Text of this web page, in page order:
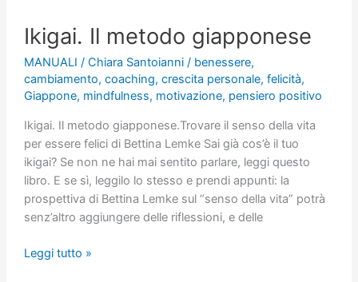
Ikigai. Il metodo giapponese
MANUALI / Chiara Santoianni / benessere,
cambiamento, coaching, crescita personale, felicità,
Giappone, mindfulness, motivazione, pensiero positivo
Ikigai. Il metodo giapponese.Trovare il senso della vita
per essere felici di Bettina Lemke Sai già cos’è il tuo
ikigai? Se non ne hai mai sentito parlare, leggi questo
libro. E se sì, leggilo lo stesso e prendi appunti: la
prospettiva di Bettina Lemke sul “senso della vita” potrà
senz’altro aggiungere delle riflessioni, e delle
Ikigai.
Leggi tutto »